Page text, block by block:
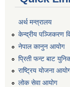
अर्थ मन्त्रालय
केन्द्रीय पञ्जिकरण
नेपाल कानुन आयोग
प्रिती फन्ट बाट
राष्ट्रिय योजना
लोक सेवा आयोग